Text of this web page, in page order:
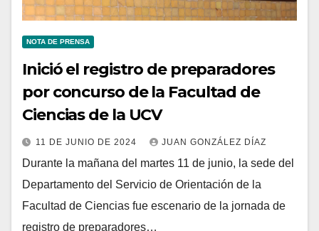
NOTA DE PRENSA
Inició el registro de preparadores
por concurso de la Facultad de
Ciencias de la UCV
11 DE JUNIO DE 2024 JUAN GONZÁLEZ DÍAZ
Durante la mañana del martes 11 de junio, la sede del
Departamento del Servicio de Orientación de la
Facultad de Ciencias fue escenario de la jornada de
registro de preparadores…